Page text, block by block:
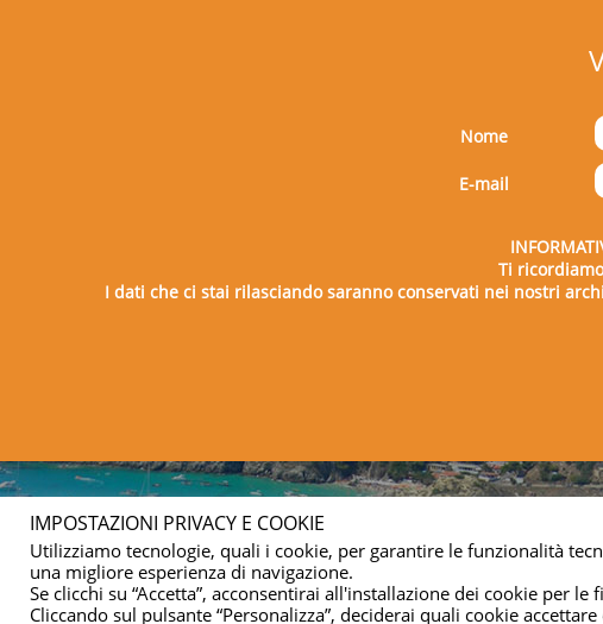
Nome
E-mail
Ti
I dati che ci stai rilasciando saranno conservati nei nostri
IMPOSTAZIONI PRIVACY E COOKIE
Utilizziamo tecnologie, quali i cookie, per garantire le funzionalità
una migliore esperienza di navigazione.
Se clicchi su “Accetta”, acconsentirai all'installazione dei cookie per le
Cliccando sul pulsante “Personalizza”, deciderai quali cookie